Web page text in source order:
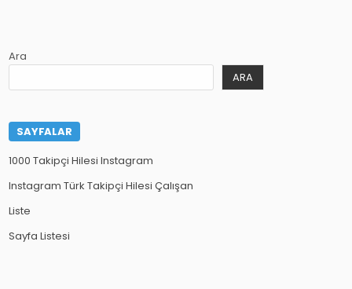
Ara
ARA
SAYFALAR
1000 Takipçi Hilesi Instagram
Instagram Türk Takipçi Hilesi Çalışan
Liste
Sayfa Listesi